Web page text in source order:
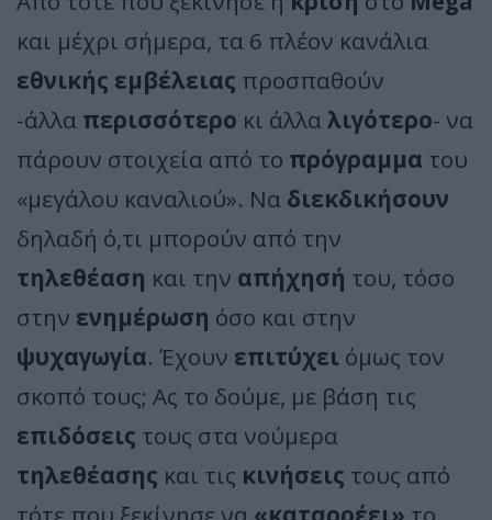
και μέχρι σήμερα, τα 6 πλέον κανάλια
εθνικής εμβέλειας προσπαθούν
-άλλα περισσότερο κι άλλα λιγότερο- να
πάρουν στοιχεία από το πρόγραμμα του
«μεγάλου καναλιού». Να διεκδικήσουν
δηλαδή ό,τι μπορούν από την
τηλεθέαση και την απήχησή του, τόσο
στην ενημέρωση όσο και στην
ψυχαγωγία. Έχουν επιτύχει όμως τον
σκοπό τους; Ας το δούμε, με βάση τις
επιδόσεις τους στα νούμερα
τηλεθέασης και τις κινήσεις τους από